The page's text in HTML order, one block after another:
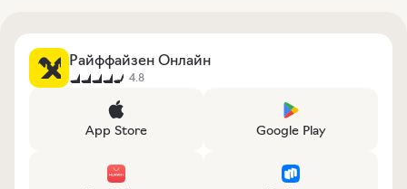
Райффайзен Онлайн
4.8
App Store Google Play